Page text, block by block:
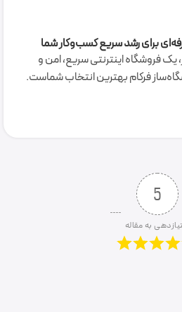
برای رشد سریع کسب‌وکار شما
فروشگاه اینترنتی سریع، امن و
فرکام بهترین انتخاب شماست.
5
به مقاله